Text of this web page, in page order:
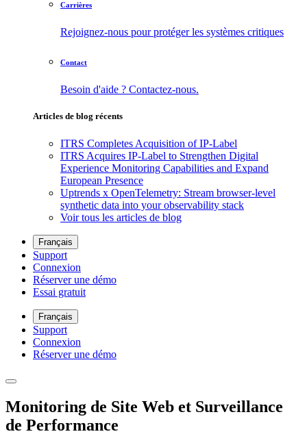
Carrières
Rejoignez-nous pour protéger les systèmes critiques
Contact
Besoin d'aide ? Contactez-nous.
Articles de blog récents
ITRS Completes Acquisition of IP-Label
ITRS Acquires IP-Label to Strengthen Digital
Experience Monitoring Capabilities and Expand
European Presence
Uptrends x OpenTelemetry: Stream browser-level
synthetic data into your observability stack
Voir tous les articles de blog
Français
Support
Connexion
Réserver une démo
Essai gratuit
Français
Support
Connexion
Réserver une démo
Monitoring de Site Web et Surveillance
de Performance